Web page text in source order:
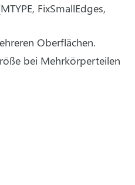
FixSmallEdges,
Oberflächen.
bei Mehrkörperteilen